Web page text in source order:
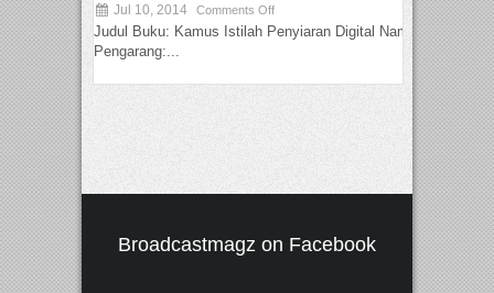
Jul 10, 2014 Comments Off
Judul Buku: Kamus Istilah Penyiaran Digital Nama
Pengarang:...
Broadcastmagz on Facebook